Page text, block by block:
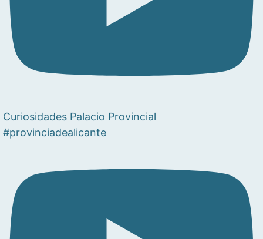
Curiosidades Palacio Provincial
#provinciadealicante